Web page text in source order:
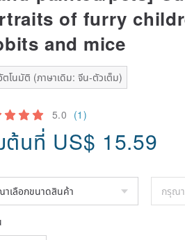
of furry
and mice
โนมัติ (ภาษาเดิม: จีน-ตัวเต็ม)
5.0 (1)
ต้นที่ US$ 15.59